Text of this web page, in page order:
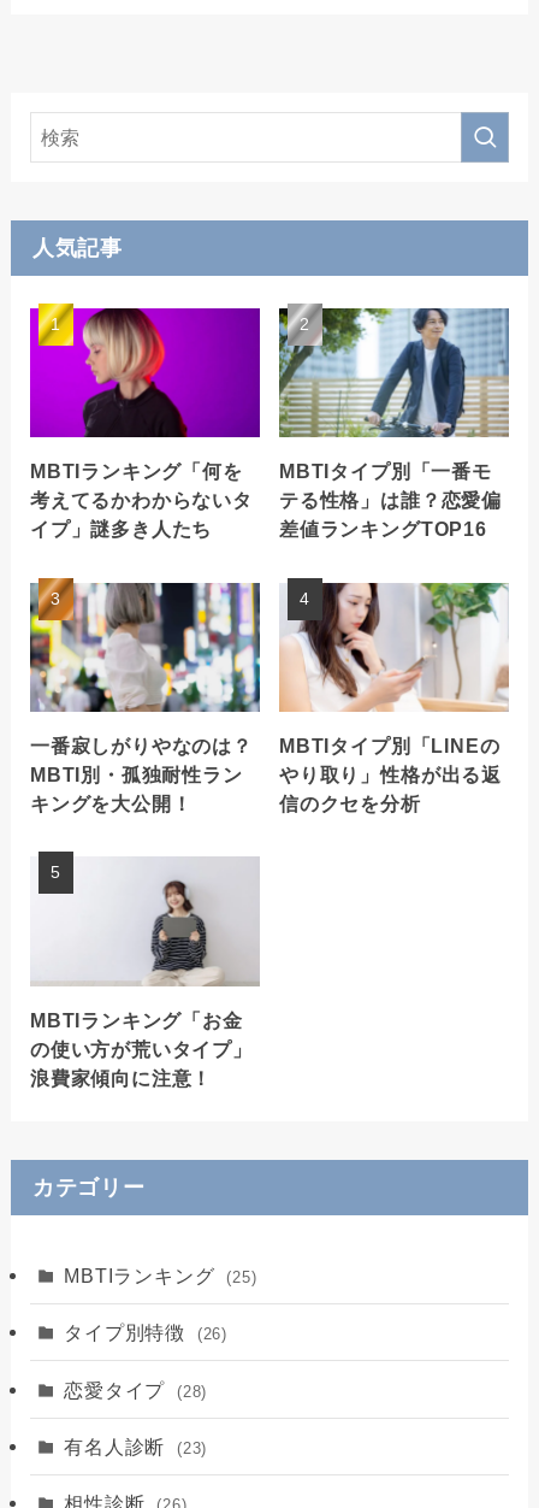
人気記事
MBTIランキング「何を
考えてるかわからないタ
イプ」謎多き人たち
MBTIタイプ別「一番モ
テる性格」は誰？恋愛偏
差値ランキングTOP16
一番寂しがりやなのは？
MBTI別・孤独耐性ラン
キングを大公開！
MBTIタイプ別「LINEの
やり取り」性格が出る返
信のクセを分析
MBTIランキング「お金
の使い方が荒いタイプ」
浪費家傾向に注意！
カテゴリー
MBTIランキング (25)
タイプ別特徴 (26)
恋愛タイプ (28)
有名人診断 (23)
相性診断